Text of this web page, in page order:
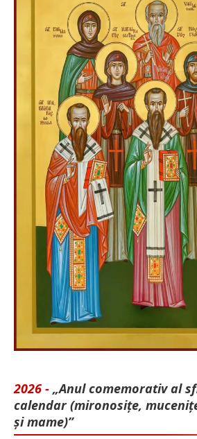
2026 - „Anul comemorativ al
calendar (mironosițe,
și mame)”